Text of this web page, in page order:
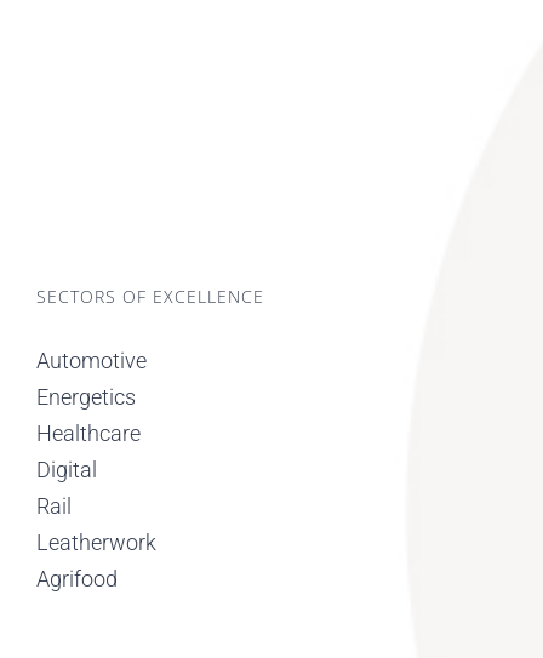
SECTORS OF EXCELLENCE
Automotive
Energetics
Healthcare
Digital
Rail
Leatherwork
Agrifood